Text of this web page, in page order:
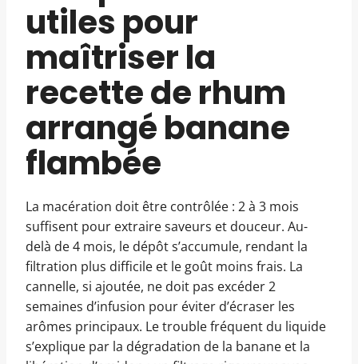
utiles pour
maîtriser la
recette de rhum
arrangé banane
flambée
La macération doit être contrôlée : 2 à 3 mois
suffisent pour extraire saveurs et douceur. Au-
delà de 4 mois, le dépôt s’accumule, rendant la
filtration plus difficile et le goût moins frais. La
cannelle, si ajoutée, ne doit pas excéder 2
semaines d’infusion pour éviter d’écraser les
arômes principaux. Le trouble fréquent du liquide
s’explique par la dégradation de la banane et la